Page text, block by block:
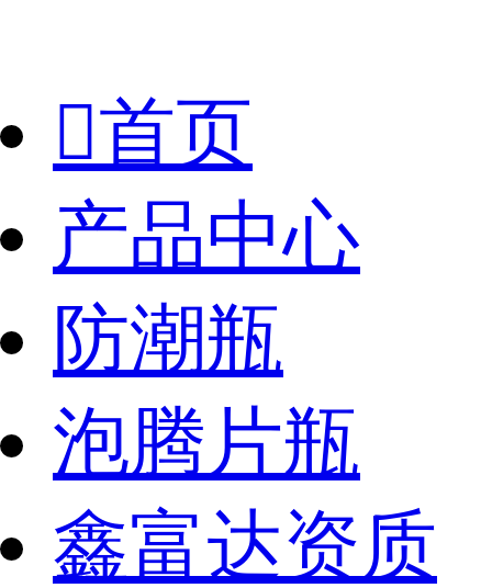
首页
产品中心
防潮瓶
泡腾片瓶
鑫富达资质